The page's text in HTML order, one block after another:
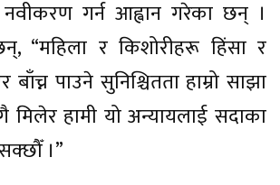
नवीकरण गर्न आह्वान गरेका छन् ।
“महिला र किशोरीहरू हिंसा र
पाउने सुनिश्चितता हाम्रो साझा
मिलेर हामी यो अन्यायलाई सदाका
।”